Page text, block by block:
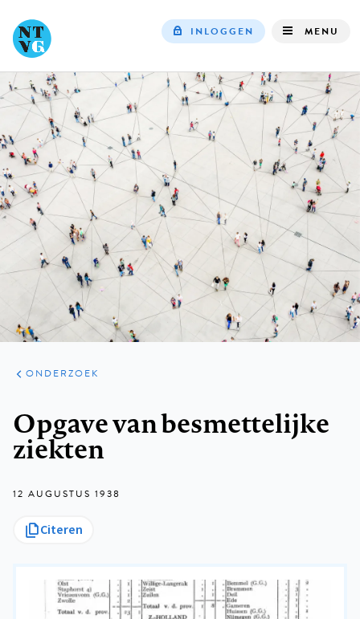
navigation
INLOGGEN MENU
ARTIKELEN
ONDERZOEK
ONDERZOEK
Opgave van besmettelijke
ziekten
12 AUGUSTUS 1938
Citeren